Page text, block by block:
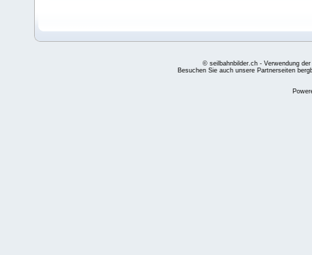
© seilbahnbilder.ch - Verwendung
Besuchen Sie auch unsere Partnerseiten